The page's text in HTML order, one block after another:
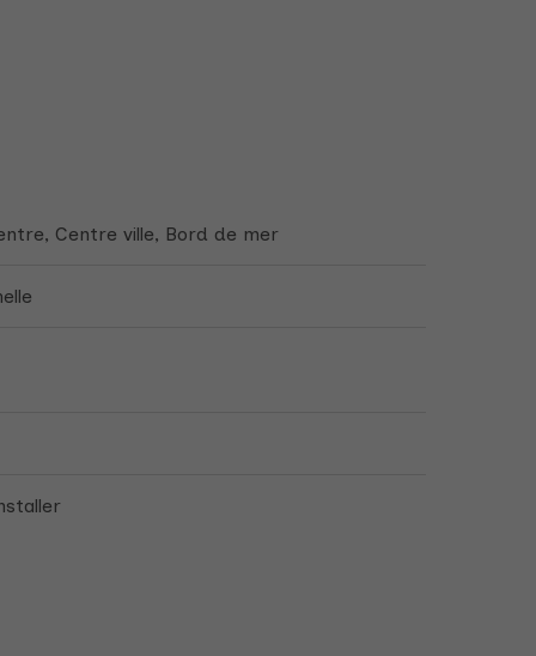
Centre ville, Bord de mer